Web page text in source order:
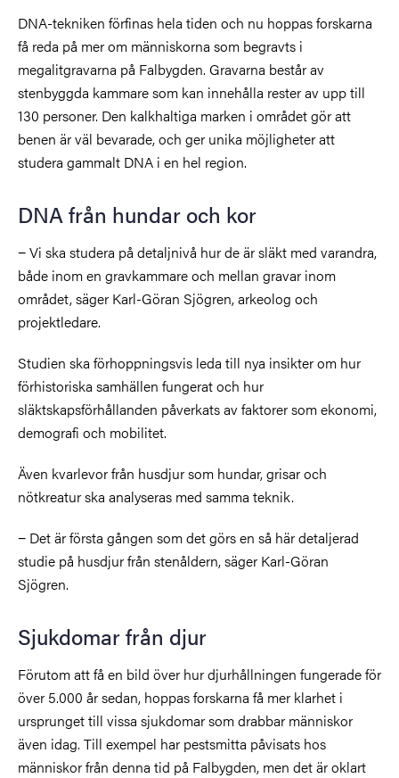
DNA-tekniken förfinas hela tiden och nu hoppas forskarna
få reda på mer om människorna som begravts i
megalitgravarna på Falbygden. Gravarna består av
stenbyggda kammare som kan innehålla rester av upp till
130 personer. Den kalkhaltiga marken i området gör att
benen är väl bevarade, och ger unika möjligheter att
studera gammalt DNA i en hel region.
DNA från hundar och kor
−Vi ska studera på detaljnivå hur de är släkt med varandra,
både inom en gravkammare och mellan gravar inom
området, säger Karl-Göran Sjögren, arkeolog och
projektledare.
Studien ska förhoppningsvis leda till nya insikter om hur
förhistoriska samhällen fungerat och hur
släktskapsförhållanden påverkats avfaktorer som ekonomi,
demografi och mobilitet.
Även kvarlevor från husdjur som hundar, grisar och
nötkreatur ska analyseras med samma teknik.
− Det är första gången som det görs en så här detaljerad
studie på husdjur från stenåldern, säger Karl-Göran
Sjögren.
Sjukdomar från djur
Förutom att få en bild över hur djurhållningen fungerade för
över 5.000 år sedan, hoppas forskarna få mer klarhet i
ursprunget till vissa sjukdomar som drabbar människor
även idag. Till exempel har pestsmitta påvisats hos
människor från denna tid på Falbygden, men det är oklart